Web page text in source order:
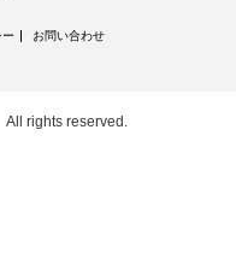
お問い合わせ
All rights reserved.